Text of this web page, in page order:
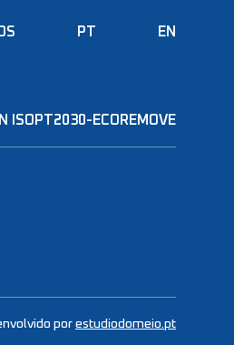
PT EN
ISOPT2030-ECOREMOVE
por estudiodomeio.pt